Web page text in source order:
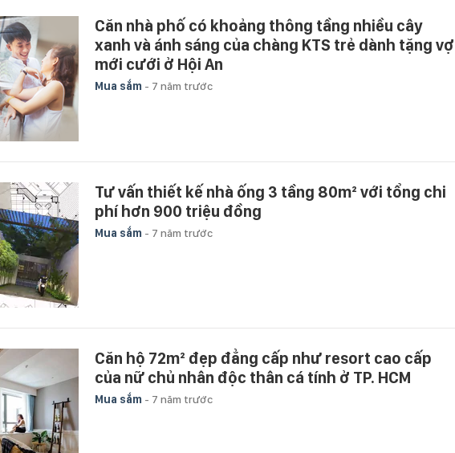
Căn nhà phố có khoảng thông tầng nhiều cây
xanh và ánh sáng của chàng KTS trẻ dành tặng vợ
mới cưới ở Hội An
Mua sắm - 7 năm trước
Tư vấn thiết kế nhà ống 3 tầng 80m² với tổng chi
phí hơn 900 triệu đồng
Mua sắm - 7 năm trước
Căn hộ 72m² đẹp đẳng cấp như resort cao cấp
của nữ chủ nhân độc thân cá tính ở TP. HCM
Mua sắm - 7 năm trước